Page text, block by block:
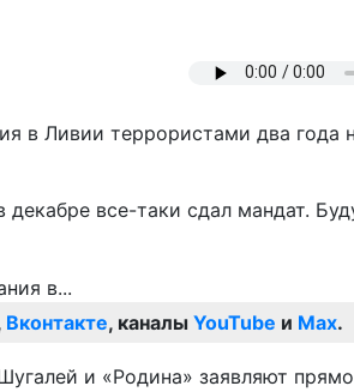
в Ливии террористами два года
все-таки сдал мандат.
Вконтакте, каналы YouTube и Max.
и «Родина» заявляют